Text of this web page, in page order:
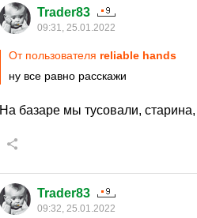
Trader83
09:31, 25.01.2022
От пользователя reliable hands
ну все равно расскажи
На базаре мы тусовали,
Trader83
09:32, 25.01.2022